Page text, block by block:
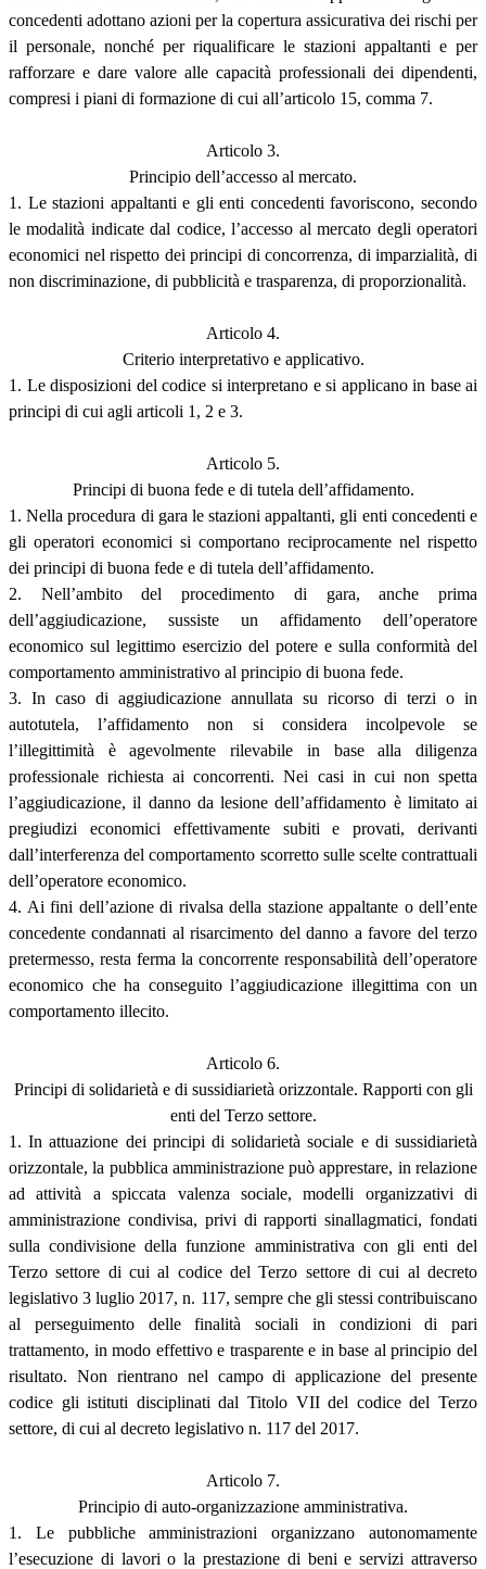
concedenti adottano azioni per la copertura assicurativa dei rischi per
il personale, nonché per riqualificare le stazioni appaltanti e per
rafforzare e dare valore alle capacità professionali dei dipendenti,
compresi i piani di formazione di cui all’articolo 15, comma 7.
Articolo 3.
Principio dell’accesso al mercato.
1. Le stazioni appaltanti e gli enti concedenti favoriscono, secondo
le modalità indicate dal codice, l’accesso al mercato degli operatori
economici nel rispetto dei principi di concorrenza, di imparzialità, di
non discriminazione, di pubblicità e trasparenza, di proporzionalità.
Articolo 4.
Criterio interpretativo e applicativo.
1. Le disposizioni del codice si interpretano e si applicano in base ai
principi di cui agli articoli 1, 2 e 3.
Articolo 5.
Principi di buona fede e di tutela dell’affidamento.
1. Nella procedura di gara le stazioni appaltanti, gli enti concedenti e
gli operatori economici si comportano reciprocamente nel rispetto
dei principi di buona fede e di tutela dell’affidamento.
2. Nell’ambito del procedimento di gara, anche prima
dell’aggiudicazione, sussiste un affidamento dell’operatore
economico sul legittimo esercizio del potere e sulla conformità del
comportamento amministrativo al principio di buona fede.
3. In caso di aggiudicazione annullata su ricorso di terzi o in
autotutela, l’affidamento non si considera incolpevole se
l’illegittimità è agevolmente rilevabile in base alla diligenza
professionale richiesta ai concorrenti. Nei casi in cui non spetta
l’aggiudicazione, il danno da lesione dell’affidamento è limitato ai
pregiudizi economici effettivamente subiti e provati, derivanti
dall’interferenza del comportamento scorretto sulle scelte contrattuali
dell’operatore economico.
4. Ai fini dell’azione di rivalsa della stazione appaltante o dell’ente
concedente condannati al risarcimento del danno a favore del terzo
pretermesso, resta ferma la concorrente responsabilità dell’operatore
economico che ha conseguito l’aggiudicazione illegittima con un
comportamento illecito.
Articolo 6.
Principi di solidarietà e di sussidiarietà orizzontale. Rapporti con gli
enti del Terzo settore.
1. In attuazione dei principi di solidarietà sociale e di sussidiarietà
orizzontale, la pubblica amministrazione può apprestare, in relazione
ad attività a spiccata valenza sociale, modelli organizzativi di
amministrazione condivisa, privi di rapporti sinallagmatici, fondati
sulla condivisione della funzione amministrativa con gli enti del
Terzo settore di cui al codice del Terzo settore di cui al decreto
legislativo 3 luglio 2017, n. 117, sempre che gli stessi contribuiscano
al perseguimento delle finalità sociali in condizioni di pari
trattamento, in modo effettivo e trasparente e in base al principio del
risultato. Non rientrano nel campo di applicazione del presente
codice gli istituti disciplinati dal Titolo VII del codice del Terzo
settore, di cui al decreto legislativo n. 117 del 2017.
Articolo 7.
Principio di auto-organizzazione amministrativa.
1. Le pubbliche amministrazioni organizzano autonomamente
l’esecuzione di lavori o la prestazione di beni e servizi attraverso